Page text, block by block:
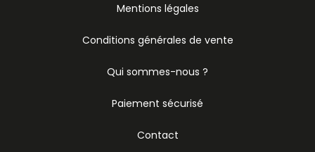
Mentions légales
Conditions générales de vente
Qui sommes-nous ?
Paiement sécurisé
Contact